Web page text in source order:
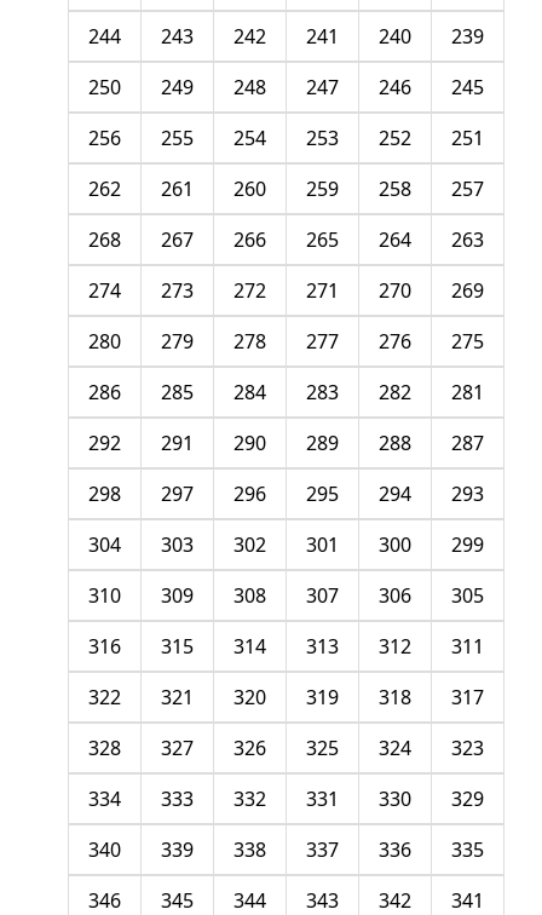
239
240
241
242
243
244
245
246
247
248
249
250
251
252
253
254
255
256
257
258
259
260
261
262
263
264
265
266
267
268
269
270
271
272
273
274
275
276
277
278
279
280
281
282
283
284
285
286
287
288
289
290
291
292
293
294
295
296
297
298
299
300
301
302
303
304
305
306
307
308
309
310
311
312
313
314
315
316
317
318
319
320
321
322
323
324
325
326
327
328
329
330
331
332
333
334
335
336
337
338
339
340
341
342
343
344
345
346